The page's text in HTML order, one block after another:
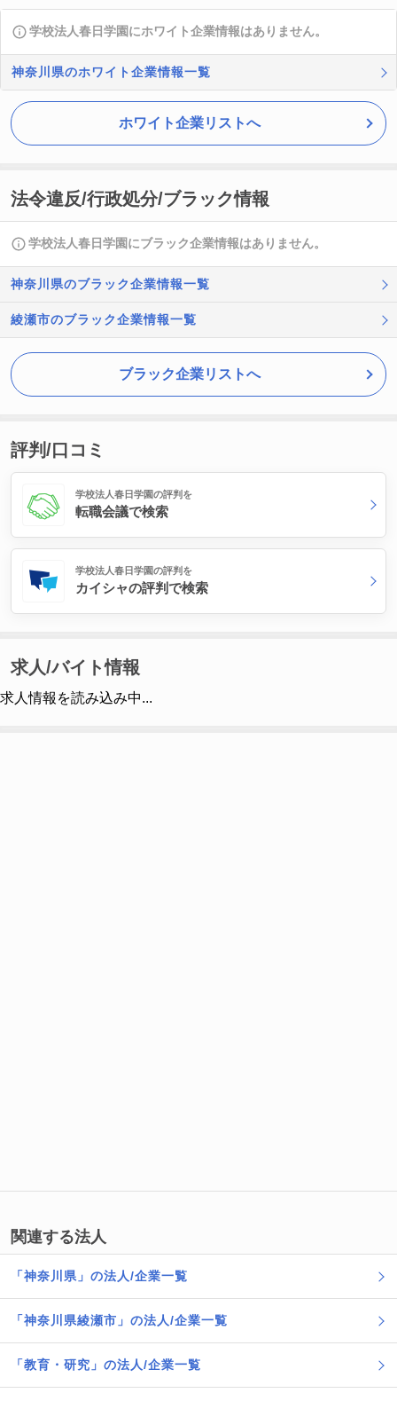
学校法人春日学園にホワイト企業情報はありません。
神奈川県のホワイト企業情報一覧
ホワイト企業リストへ
法令違反/行政処分/ブラック情報
学校法人春日学園にブラック企業情報はありません。
神奈川県のブラック企業情報一覧
綾瀬市のブラック企業情報一覧
ブラック企業リストへ
評判/口コミ
学校法人春日学園の評判を
転職会議で検索
学校法人春日学園の評判を
カイシャの評判で検索
求人/バイト情報
求人情報を読み込み中...
関連する法人
「神奈川県」の法人/企業一覧
「神奈川県綾瀬市」の法人/企業一覧
「教育・研究」の法人/企業一覧